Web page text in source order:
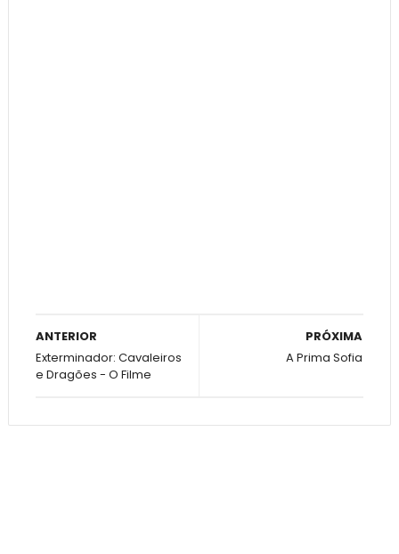
PRÓXIMA
A Prima Sofia
ANTERIOR
Exterminador: Cavaleiros
e Dragões - O Filme